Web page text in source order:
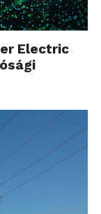
Electric